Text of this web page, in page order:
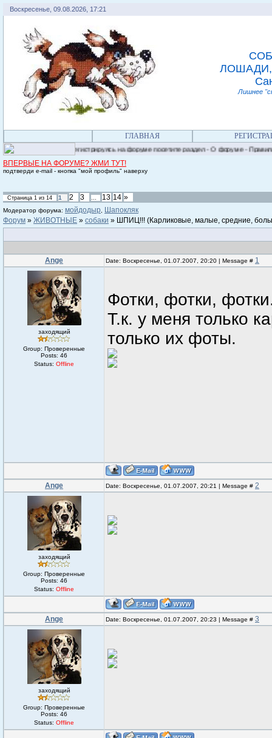
Воскресенье, 09.08.2026, 17:21
Лишнее
ГЛАВНАЯ
Регистрируясь на форуме посетите раздел - О форуме - Правила. Добро
ВПЕРВЫЕ НА ФОРУМЕ? ЖМИ ТУТ!
подтверди e-mail - кнопка "мой профиль" наверху
Страница 1 из 14 1 2 3 … 13 14 »
Модератор форума: мойдодыр
Шапокляк
Форум » ЖИВОТНЫЕ » собаки » ШПИЦ!!! (Карликовые, малые, средние,
Ange Date: Воскресенье, 01.07.2007, 20:20 | Message # 1
заходящий
Group: Проверенные
Posts: 46
Status: Offline
Фотки, фотки,
Т.к. у меня только
только их фоты.
Ange Date: Воскресенье, 01.07.2007, 20:21 | Message # 2
заходящий
Group: Проверенные
Posts: 46
Status: Offline
Ange Date: Воскресенье, 01.07.2007, 20:23 | Message # 3
заходящий
Group: Проверенные
Posts: 46
Status: Offline